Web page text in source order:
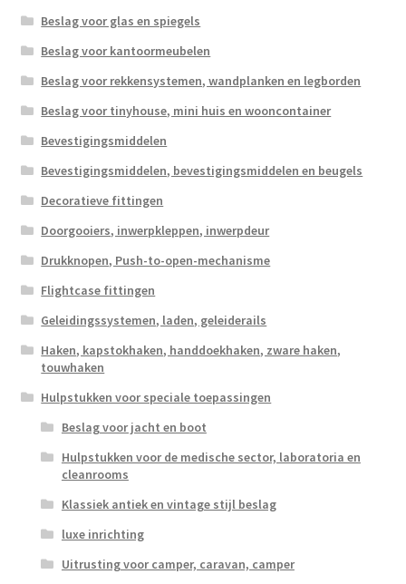
Beslag voor glas en spiegels
Beslag voor kantoormeubelen
Beslag voor rekkensystemen, wandplanken en legborden
Beslag voor tinyhouse, mini huis en wooncontainer
Bevestigingsmiddelen
Bevestigingsmiddelen, bevestigingsmiddelen en beugels
Decoratieve fittingen
Doorgooiers, inwerpkleppen, inwerpdeur
Drukknopen, Push-to-open-mechanisme
Flightcase fittingen
Geleidingssystemen, laden, geleiderails
Haken, kapstokhaken, handdoekhaken, zware haken,
touwhaken
Hulpstukken voor speciale toepassingen
Beslag voor jacht en boot
Hulpstukken voor de medische sector, laboratoria en
cleanrooms
Klassiek antiek en vintage stijl beslag
luxe inrichting
Uitrusting voor camper, caravan, camper